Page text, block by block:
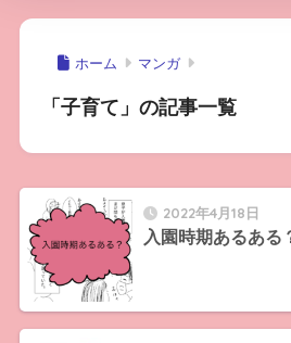
ホーム マンガ
「子育て」の記事一覧
2022年4月18日
入園時期あるある